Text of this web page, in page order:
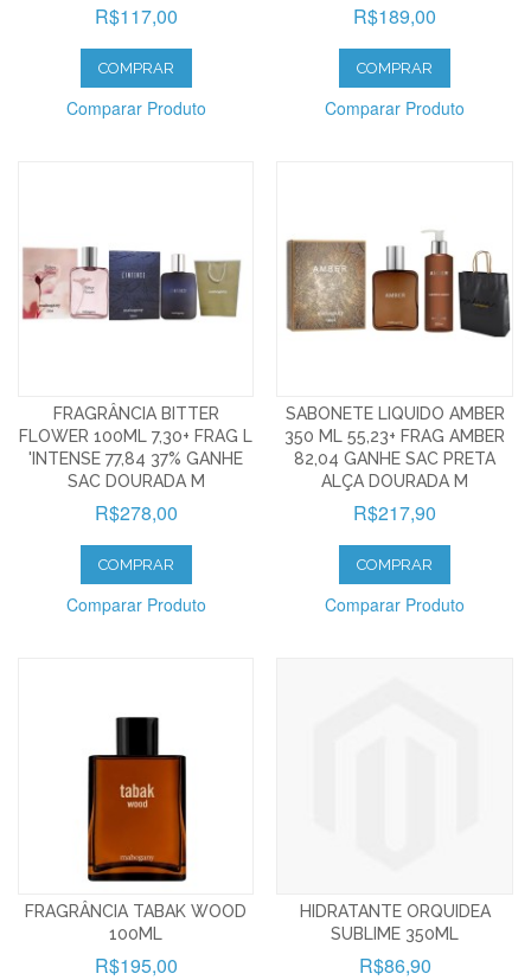
R$117,00
COMPRAR
Comparar Produto
R$189,00
COMPRAR
Comparar Produto
FRAGRÂNCIA BITTER
FLOWER 100ML 7,30+ FRAG L
'INTENSE 77,84 37% GANHE
SAC DOURADA M
R$278,00
COMPRAR
Comparar Produto
SABONETE LIQUIDO AMBER
350 ML 55,23+ FRAG AMBER
82,04 GANHE SAC PRETA
ALÇA DOURADA M
R$217,90
COMPRAR
Comparar Produto
FRAGRÂNCIA TABAK WOOD
100ML
R$195,00
HIDRATANTE ORQUIDEA
SUBLIME 350ML
R$86,90